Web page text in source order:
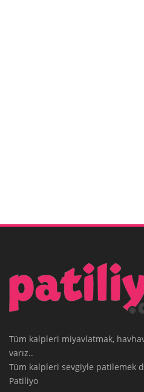
Tüm kalpleri miyavlatmak,
varız..
Tüm kalpleri sevgiyle patilemek
Patiliyo